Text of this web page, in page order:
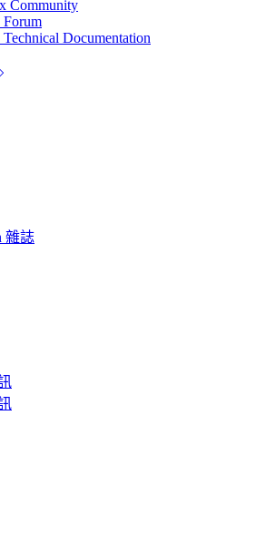
Community
Documentation
雜誌